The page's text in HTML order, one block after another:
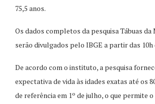
75,5 anos.
Os dados completos da pesquisa Tábuas
serão divulgados pelo IBGE a partir das
De acordo com o instituto, a pesquisa
expectativa de vida às idades exatas até os
de referência em 1º de julho, o que permite